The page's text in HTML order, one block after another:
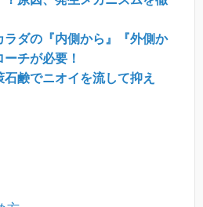
ラダの『内側から』『外側か
チが必要！
石鹸でニオイを流して抑え